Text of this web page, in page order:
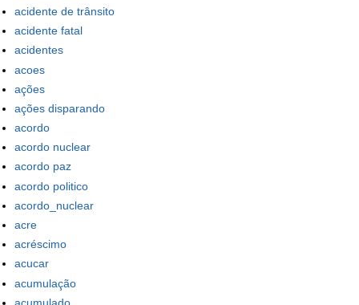
acidente de trânsito
acidente fatal
acidentes
acoes
ações
ações disparando
acordo
acordo nuclear
acordo paz
acordo politico
acordo_nuclear
acre
acréscimo
acucar
acumulação
acumulado